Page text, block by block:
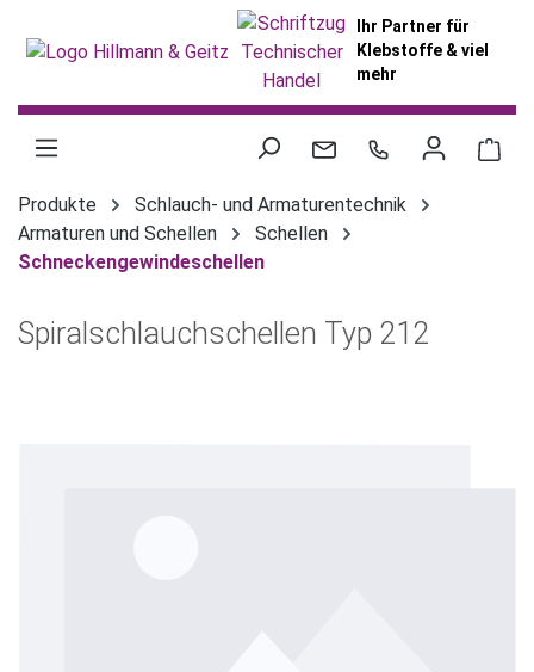
Ihr Partner für
Klebstoffe & viel
mehr
Produkte
Schlauch- und Armaturentechnik
Armaturen und Schellen
Schellen
Schneckengewindeschellen
Spiralschlauchschellen Typ 212